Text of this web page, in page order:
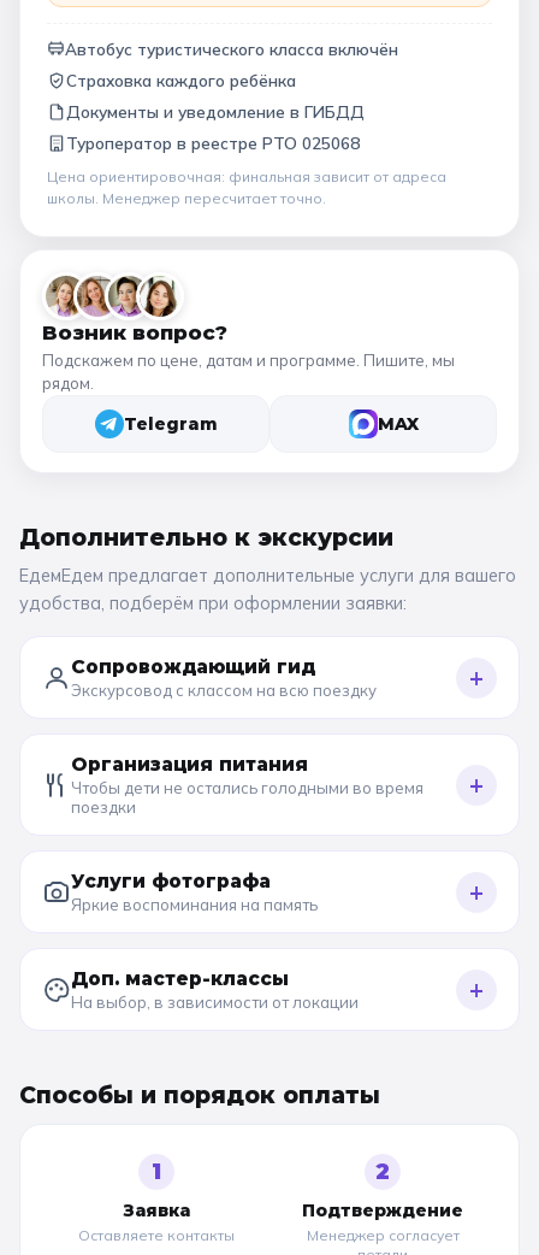
Автобус туристического класса включён
Страховка каждого ребёнка
Документы и уведомление в ГИБДД
Туроператор в реестре РТО 025068
Цена ориентировочная: финальная зависит от адреса
школы. Менеджер пересчитает точно.
Возник вопрос?
Подскажем по цене, датам и программе. Пишите, мы
рядом.
Telegram MAX
Дополнительно к экскурсии
ЕдемЕдем предлагает дополнительные услуги для вашего
удобства, подберём при оформлении заявки:
Сопровождающий гид
Экскурсовод с классом на всю поездку +
Организация питания
Чтобы дети не остались голодными во время
поездки
+
Услуги фотографа
Яркие воспоминания на память +
Доп. мастер-классы
На выбор, в зависимости от локации +
Способы и порядок оплаты
1
Заявка
Оставляете контакты
2
Подтверждение
Менеджер согласует